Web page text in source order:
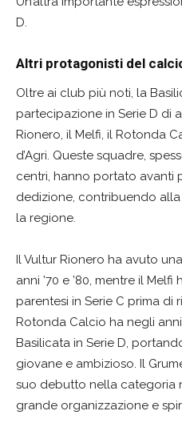
D.
Altri protagonisti del
Oltre ai club più noti, la
partecipazione in Serie D di
Rionero, il Melfi, il Rotonda
d’Agri. Queste squadre,
centri, hanno portato avanti
dedizione, contribuendo
la regione.
Il Vultur Rionero ha avuto
anni ’70 e ’80, mentre il
parentesi in Serie C prima di
Rotonda Calcio ha negli
Basilicata in Serie D,
giovane e ambizioso. Il
suo debutto nella categoria
grande organizzazione e